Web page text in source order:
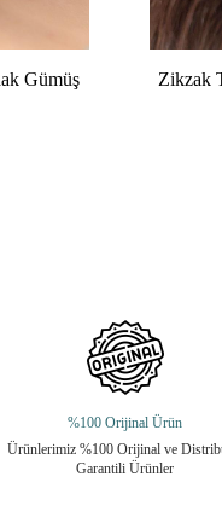
Gümüş
Zikzak
%100 Orijinal Ürün
Ürünlerimiz %100 Orijinal ve
Garantili Ürünler